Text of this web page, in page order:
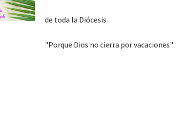
de toda la Diócesis.
"Porque Dios no cierra por vacaciones".